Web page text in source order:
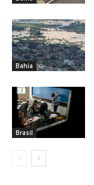
Bahia
Brasil